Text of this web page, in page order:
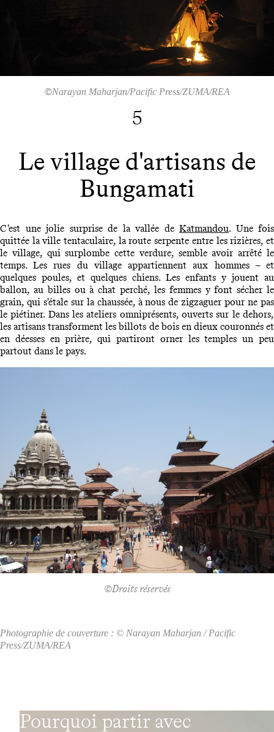
©Narayan Maharjan/Pacific Press/ZUMA/REA
5
Le village d'artisans de
Bungamati
C'est une jolie surprise de la vallée de Katmandou. Une fois
quittée la ville tentaculaire, la route serpente entre les rizières, et
le village, qui surplombe cette verdure, semble avoir arrêté le
temps. Les rues du village appartiennent aux hommes – et
quelques poules, et quelques chiens. Les enfants y jouent au
ballon, au billes ou à chat perché, les femmes y font sécher le
grain, qui s'étale sur la chaussée, à nous de zigzaguer pour ne pas
le piétiner. Dans les ateliers omniprésents, ouverts sur le dehors,
les artisans transforment les billots de bois en dieux couronnés et
en déesses en prière, qui partiront orner les temples un peu
partout dans le pays.
©Droits réservés
Photographie de couverture : © Narayan Maharjan / Pacific
Press/ZUMA/REA
Pourquoi partir avec